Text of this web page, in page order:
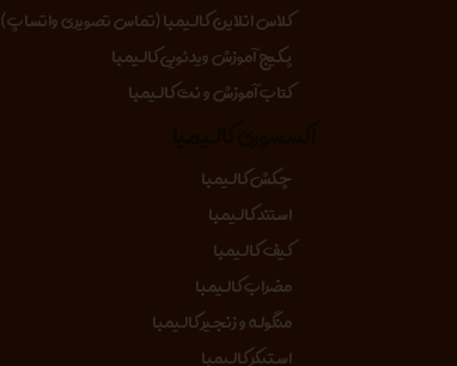
کلاس انلاین کالیمبا (تماس تصویری واتساپ)
پکیج آموزش ویدئویی کالیمبا
کتاب آموزش و نت کالیمبا
چکش کالیمبا
استند کالیمبا
کیف کالیمبا
مضراب کالیمبا
منگوله و زنجیر کالیمبا
استیکر کالیمبا